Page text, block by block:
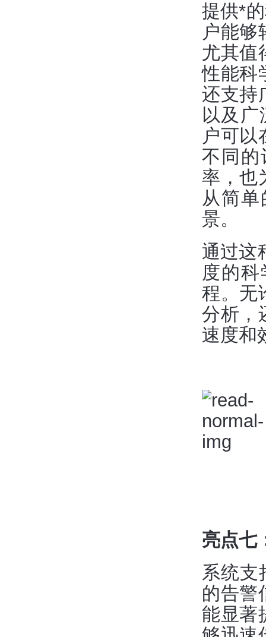
提供*
户能够
尤其值
性能科
还支持
以及广
户可以
不同的
率，也
从简
景。
通过这
度的
程。无
分析，
速度和
亮点七
系统支
的告警
能显著